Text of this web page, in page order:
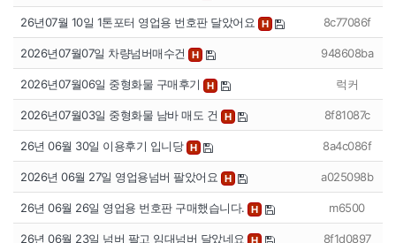
26년07월 10일 1톤포터 영업용 번호판 달았어요 H 8c77086f
2026년07월07일 차량넘버매수건 H 948608ba
2026년07월06일 중형화물 구매후기 H 럭커
2026년07월03일 중형화물 남바 매도 건 H 8f81087c
26년 06월 30일 이용후기 입니당 H 8a4c086f
2026년 06월 27일 영업용넘버 팔았어요 H a025098b
26년 06월 26일 영업용 번호판 구매했습니다. H m6500
26년 06월 23일 넘버 팔고 임대넘버 달았네요 H 8f1d0897